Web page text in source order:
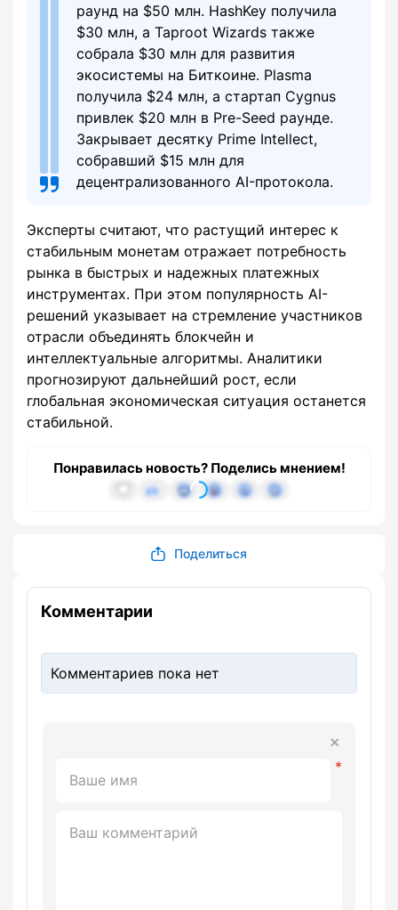
раунд на $50 млн. HashKey получила
$30 млн, а Taproot Wizards также
собрала $30 млн для развития
экосистемы на Биткоине. Plasma
получила $24 млн, а стартап Cygnus
привлек $20 млн в Pre-Seed раунде.
Закрывает десятку Prime Intellect,
собравший $15 млн для
децентрализованного AI-протокола.
Эксперты считают, что растущий интерес к
стабильным монетам отражает потребность
рынка в быстрых и надежных платежных
инструментах. При этом популярность AI-
решений указывает на стремление участников
отрасли объединять блокчейн и
интеллектуальные алгоритмы. Аналитики
прогнозируют дальнейший рост, если
глобальная экономическая ситуация останется
стабильной.
Понравилась новость? Поделись мнением!
Поделиться
Комментарии
Комментариев пока нет